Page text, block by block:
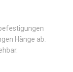
Hänge ab.